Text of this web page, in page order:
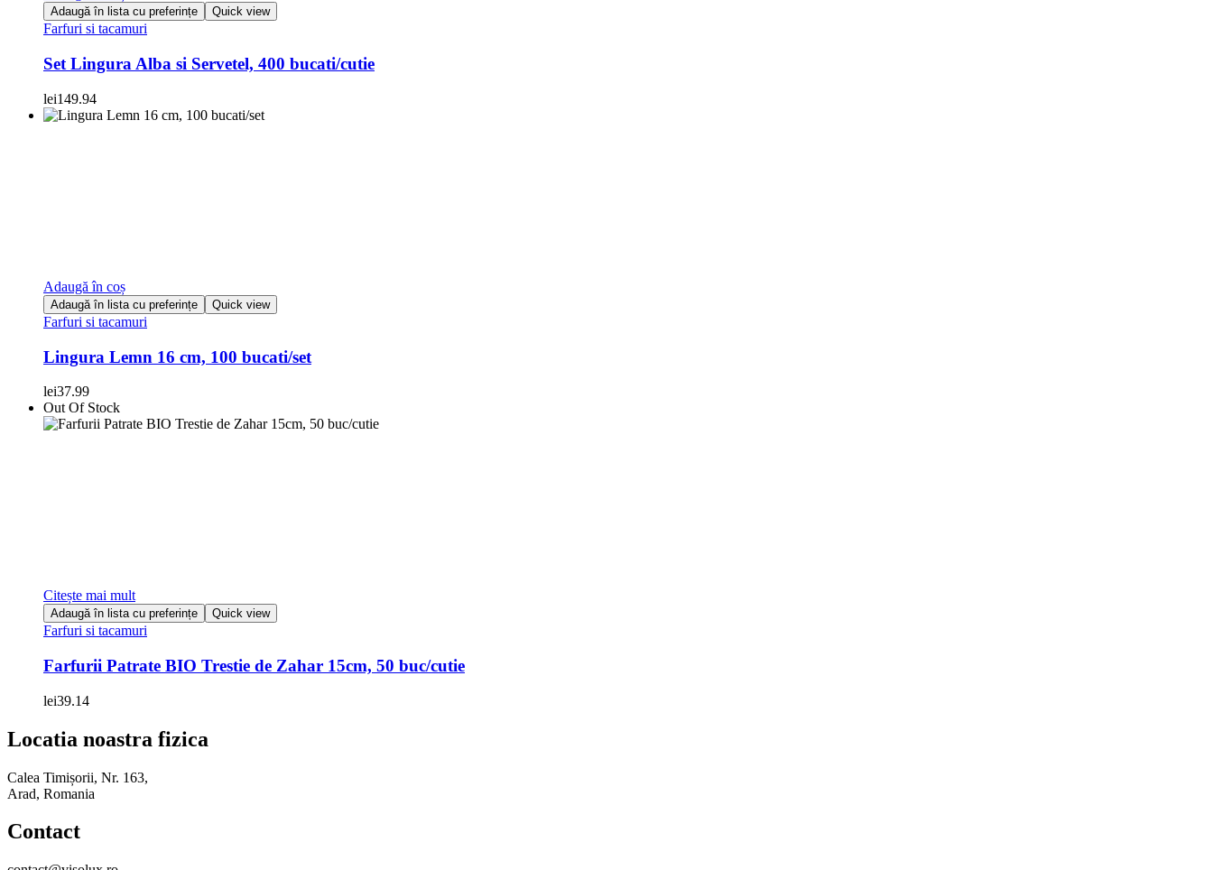
Adaugă în lista cu preferințe Quick view
Farfuri si tacamuri
Set Lingura Alba si Servetel, 400 bucati/cutie
lei149.94
Adaugă în coș
Adaugă în lista cu preferințe Quick view
Farfuri si tacamuri
Lingura Lemn 16 cm, 100 bucati/set
lei37.99
Out Of Stock
Citește mai mult
Adaugă în lista cu preferințe Quick view
Farfuri si tacamuri
Farfurii Patrate BIO Trestie de Zahar 15cm, 50 buc/cutie
lei39.14
Locatia noastra fizica
Calea Timișorii, Nr. 163,
Arad, Romania
Contact